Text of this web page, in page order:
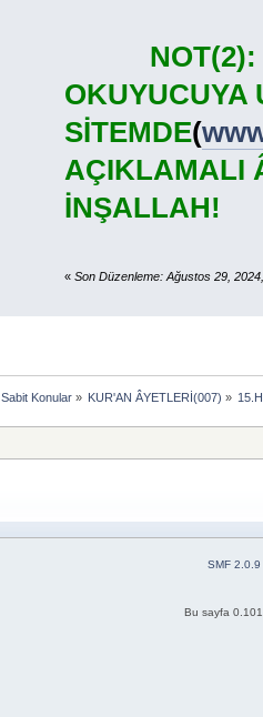
OKUYUCUYA
SİTEMDE(
AÇIKLAMALI
İNŞALLAH!
« Son Düzenleme: Ağustos 29,
Sabit Konular» KUR'AN ÂYETLERİ(007) »
SMF 2.0.9
Bu sayfa